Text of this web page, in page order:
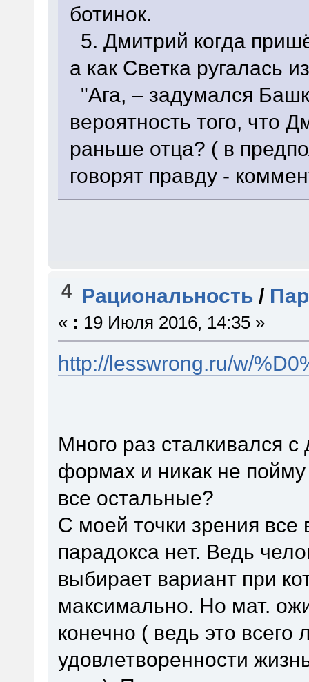
ботинок.
5. Дмитрий когда
а как Светка ругалась
"Ага, – задумался
вероятность того, что
раньше отца? ( в
говорят правду -
4 Рациональность /
« : 19 Июля 2016, 14:35 »
http://lesswrong.ru/w/
Много раз сталкивался
формах и никак не
все остальные?
С моей точки зрения все
парадокса нет. Ведь
выбирает вариант при
максимально. Но мат.
конечно ( ведь это
удовлетворенности